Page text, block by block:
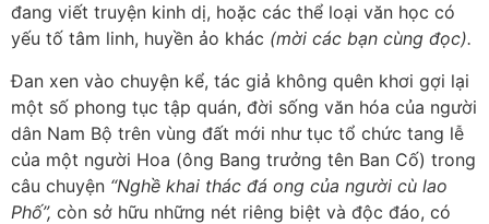
đang viết truyện kinh dị, hoặc các thể loại văn học có
yếu tố tâm linh, huyền ảo khác (mời các bạn cùng đọc).
Đan xen vào chuyện kể, tác giả không quên khơi gợi lại
một số phong tục tập quán, đời sống văn hóa của người
dân Nam Bộ trên vùng đất mới như tục tổ chức tang lễ
của một người Hoa (ông Bang trưởng tên Ban Cố) trong
câu chuyện “Nghề khai thác đá ong của người cù lao
Phố”, còn sở hữu những nét riêng biệt và độc đáo, có